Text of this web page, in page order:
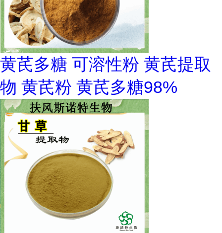
黄芪多糖 可溶性粉 黄芪提取
物 黄芪粉 黄芪多糖98%